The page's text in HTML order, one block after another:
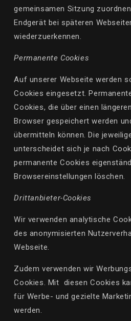
gemeinsamen Sitzung
Endgerät bei späteren
wiederzuerkennen.
Permanente Cookies
Auf unserer Webseite werden
Cookies eingesetzt.
Cookies, die über einen
Browser gespeichert werden
übermitteln können. Die
unterscheidet sich je nach
permanente Cookies
Browsereinstellungen löschen.
Drittanbieter-Cookies
Wir verwenden analytische
des anonymisierten
Webseite.
Zudem verwenden wir
Cookies. Mit diesen Cookies
für Werbe- und gezielte
werden.